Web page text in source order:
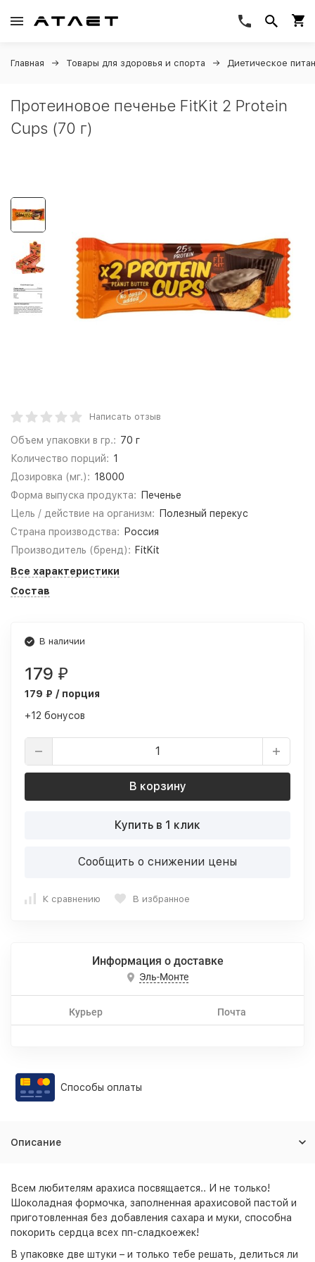
Главная Товары для здоровья и спорта Диетическое
Протеиновое печенье FitKit 2 Protein
Cups (70 г)
Написать отзыв
Объем упаковки в гр.: 70 г
Количество порций: 1
Дозировка (мг.): 18000
Форма выпуска продукта:
Печенье
Цель / действие на организм:
Полезный перекус
Страна производства:
Россия
Производитель (бренд): FitKit
Все характеристики
Состав
В наличии
179 ₽
179 ₽ / порция
+12 бонусов
В корзину
Купить в 1 клик
Сообщить о снижении цены
К сравнению В избранное
Информация о доставке
Эль-Монте
Курьер Почта
Способы оплаты
Описание
Всем любителям арахиса посвящается.. И не только!
Шоколадная формочка, заполненная арахисовой пастой и
приготовленная без добавления сахара и муки, способна
покорить сердца всех пп-сладкоежек!
В упаковке две штуки – и только тебе решать, делиться ли